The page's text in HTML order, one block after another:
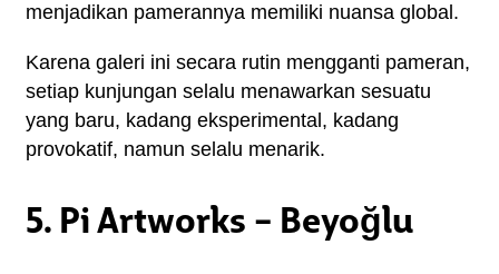
menjadikan pamerannya memiliki nuansa global.
Karena galeri ini secara rutin mengganti pameran,
setiap kunjungan selalu menawarkan sesuatu
yang baru, kadang eksperimental, kadang
provokatif, namun selalu menarik.
5. Pi Artworks – Beyoğlu